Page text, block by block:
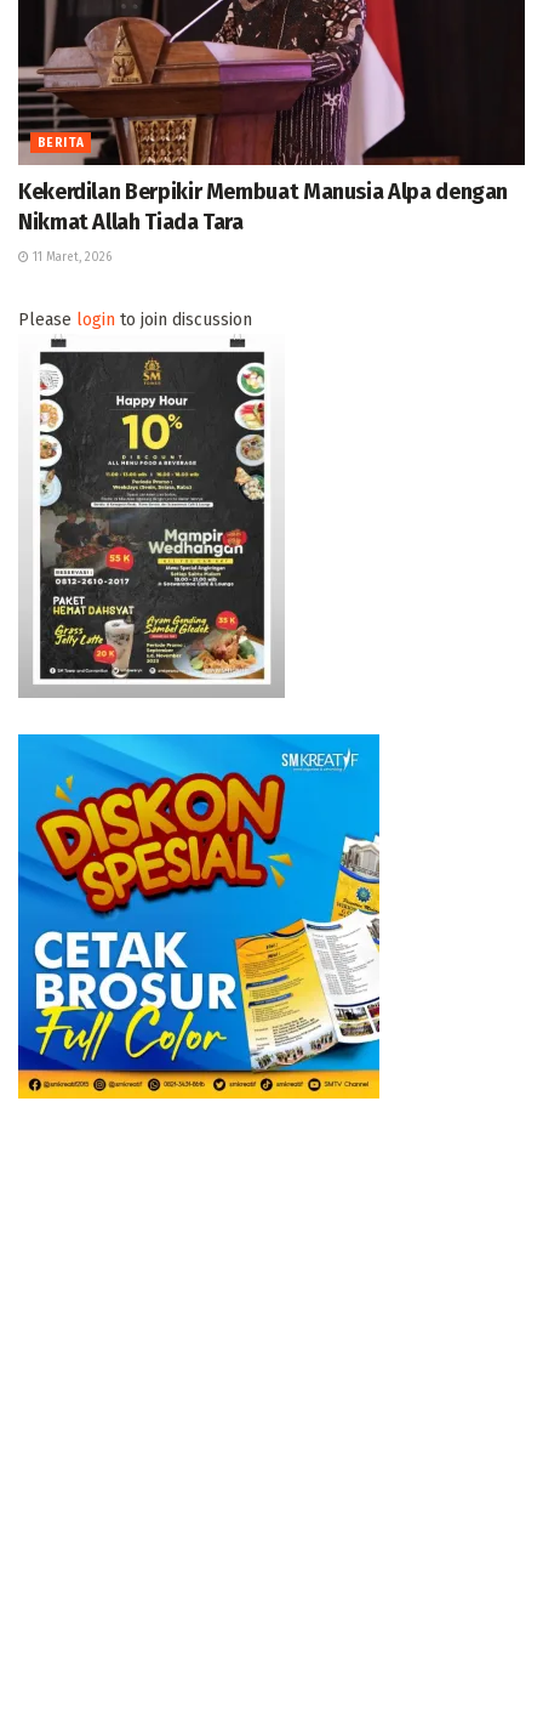
BERITA
Kekerdilan Berpikir Membuat Manusia Alpa dengan
Nikmat Allah Tiada Tara
11 Maret, 2026
Please login to join discussion